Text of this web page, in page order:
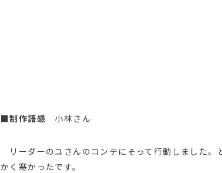
■制作語感 小林さん
リーダーのユさんのコンテにそって行動しました。
かく寒かったです。